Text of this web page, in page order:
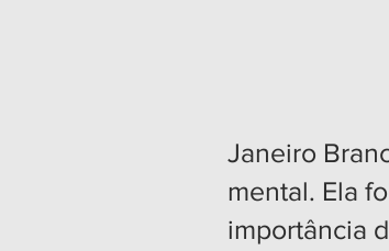
Janeiro
mental. Ela
importância